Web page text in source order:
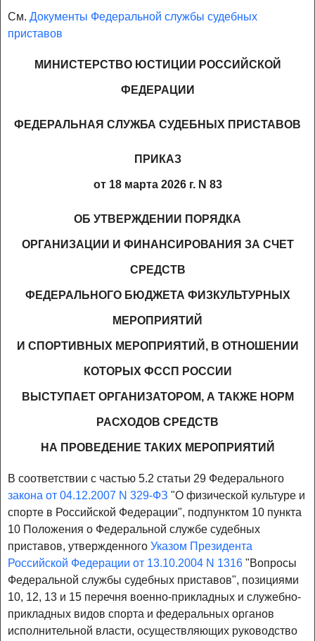
См. Документы Федеральной службы судебных
приставов
МИНИСТЕРСТВО ЮСТИЦИИ РОССИЙСКОЙ
ФЕДЕРАЦИИ
ФЕДЕРАЛЬНАЯ СЛУЖБА СУДЕБНЫХ ПРИСТАВОВ
ПРИКАЗ
от 18 марта 2026 г. N 83
ОБ УТВЕРЖДЕНИИ ПОРЯДКА
ОРГАНИЗАЦИИ И ФИНАНСИРОВАНИЯ ЗА СЧЕТ
СРЕДСТВ
ФЕДЕРАЛЬНОГО БЮДЖЕТА ФИЗКУЛЬТУРНЫХ
МЕРОПРИЯТИЙ
И СПОРТИВНЫХ МЕРОПРИЯТИЙ, В ОТНОШЕНИИ
КОТОРЫХ ФССП РОССИИ
ВЫСТУПАЕТ ОРГАНИЗАТОРОМ, А ТАКЖЕ НОРМ
РАСХОДОВ СРЕДСТВ
НА ПРОВЕДЕНИЕ ТАКИХ МЕРОПРИЯТИЙ
В соответствии с частью 5.2 статьи 29 Федерального
закона от 04.12.2007 N 329-ФЗ "О физической культуре и
спорте в Российской Федерации", подпунктом 10 пункта
10 Положения о Федеральной службе судебных
приставов, утвержденного Указом Президента
Российской Федерации от 13.10.2004 N 1316 "Вопросы
Федеральной службы судебных приставов", позициями
10, 12, 13 и 15 перечня военно-прикладных и служебно-
прикладных видов спорта и федеральных органов
исполнительной власти, осуществляющих руководство